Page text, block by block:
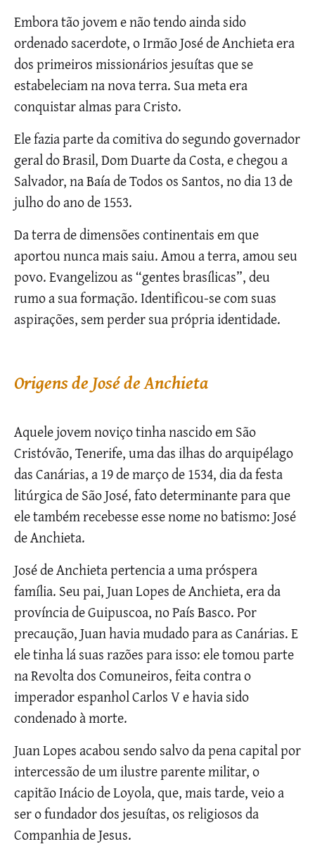
Embora tão jovem e não tendo ainda sido
ordenado sacerdote, o Irmão José de Anchieta era
dos primeiros missionários jesuítas que se
estabeleciam na nova terra. Sua meta era
conquistar almas para Cristo.
Ele fazia parte da comitiva do segundo governador
geral do Brasil, Dom Duarte da Costa, e chegou a
Salvador, na Baía de Todos os Santos, no dia 13 de
julho do ano de 1553.
Da terra de dimensões continentais em que
aportou nunca mais saiu. Amou a terra, amou seu
povo. Evangelizou as “gentes brasílicas”, deu
rumo a sua formação. Identificou-se com suas
aspirações, sem perder sua própria identidade.
Origens de José de Anchieta
Aquele jovem noviço tinha nascido em São
Cristóvão, Tenerife, uma das ilhas do arquipélago
das Canárias, a 19 de março de 1534, dia da festa
litúrgica de São José, fato determinante para que
ele também recebesse esse nome no batismo: José
de Anchieta.
José de Anchieta pertencia a uma próspera
família. Seu pai, Juan Lopes de Anchieta, era da
província de Guipuscoa, no País Basco. Por
precaução, Juan havia mudado para as Canárias. E
ele tinha lá suas razões para isso: ele tomou parte
na Revolta dos Comuneiros, feita contra o
imperador espanhol Carlos V e havia sido
condenado à morte.
Juan Lopes acabou sendo salvo da pena capital por
intercessão de um ilustre parente militar, o
capitão Inácio de Loyola, que, mais tarde, veio a
ser o fundador dos jesuítas, os religiosos da
Companhia de Jesus.